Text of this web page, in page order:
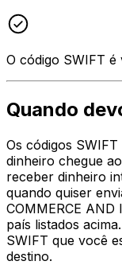
O código SWIFT
Quando
Os códigos
dinheiro chegue
receber dinheiro
quando quiser
COMMERCE
país listados
SWIFT que você
destino.